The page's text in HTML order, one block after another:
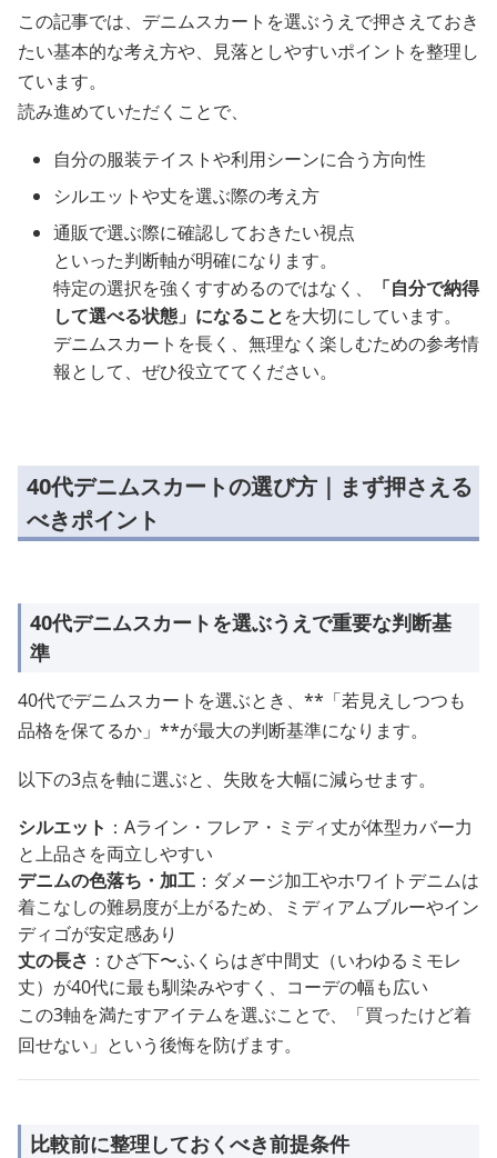
この記事では、デニムスカートを選ぶうえで押さえておき
たい基本的な考え方や、見落としやすいポイントを整理し
ています。
読み進めていただくことで、
自分の服装テイストや利用シーンに合う方向性
シルエットや丈を選ぶ際の考え方
通販で選ぶ際に確認しておきたい視点
といった判断軸が明確になります。
特定の選択を強くすすめるのではなく、
「自分で納得
して選べる状態」になることを大切にしています。
デニムスカートを長く、無理なく楽しむための参考情
報として、ぜひ役立ててください。
40代デニムスカートの選び方｜まず押さえる
べきポイント
40代デニムスカートを選ぶうえで重要な判断基
準
40代でデニムスカートを選ぶとき、**「若見えしつつも
品格を保てるか」**が最大の判断基準になります。
以下の3点を軸に選ぶと、失敗を大幅に減らせます。
シルエット ：Aライン・フレア・ミディ丈が体型カバー力
と上品さを両立しやすい
デニムの色落ち・加工 ：ダメージ加工やホワイトデニムは
着こなしの難易度が上がるため、ミディアムブルーやイン
ディゴが安定感あり
丈の長さ ：ひざ下〜ふくらはぎ中間丈（いわゆるミモレ
丈）が40代に最も馴染みやすく、コーデの幅も広い
この3軸を満たすアイテムを選ぶことで、「買ったけど着
回せない」という後悔を防げます。
比較前に整理しておくべき前提条件